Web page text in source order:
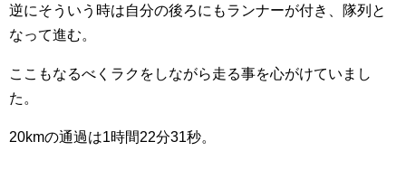
逆にそういう時は自分の後ろにもランナーが付き、隊列と
なって進む。
ここもなるべくラクをしながら走る事を心がけていまし
た。
20kmの通過は1時間22分31秒。